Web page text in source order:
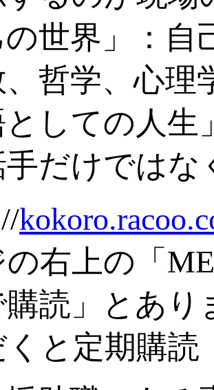
の世界」：
、哲学、心
としての人
手だけでは
右上の「
購読」とあ
くと定期購読